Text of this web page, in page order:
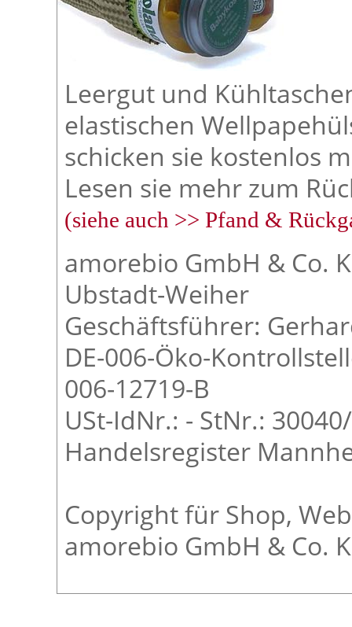
Leergut und
elastischen
schicken sie kostenlos
Lesen sie mehr zum
(siehe auch >> Pfand &
amorebio GmbH & Co.
Ubstadt-Weiher
Geschäftsführer:
DE-006-Öko-
006-12719-B
USt-IdNr.: - StNr.:
Handelsregister
Copyright für Shop,
amorebio GmbH & Co.